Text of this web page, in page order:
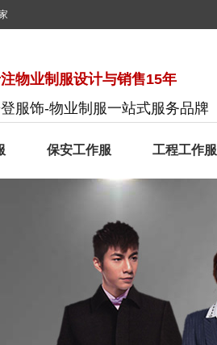
物业制服设计与销售15年
服饰-物业制服一站式服务品牌
保安工作服 工程工作服